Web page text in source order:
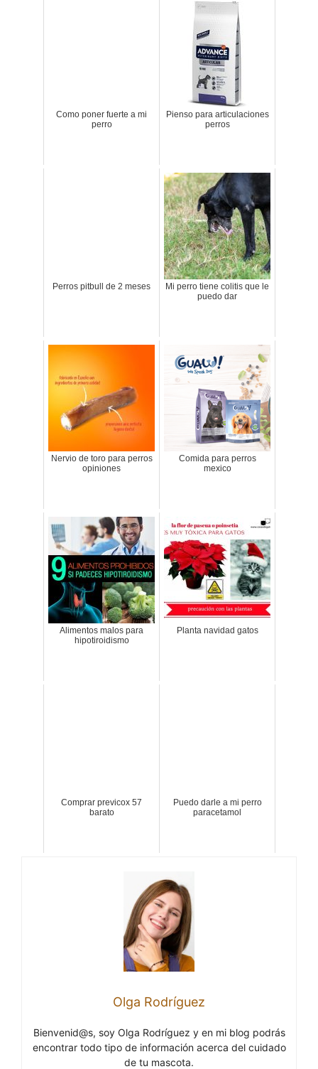
Como poner fuerte a mi
perro
Pienso para articulaciones
perros
Perros pitbull de 2 meses
Mi perro tiene colitis que le
puedo dar
Nervio de toro para perros
opiniones
Comida para perros
mexico
Alimentos malos para
hipotiroidismo
Planta navidad gatos
Comprar previcox 57
barato
Puedo darle a mi perro
paracetamol
Olga Rodríguez
Bienvenid@s, soy Olga Rodríguez y en mi blog podrás
encontrar todo tipo de información acerca del cuidado
de tu mascota.